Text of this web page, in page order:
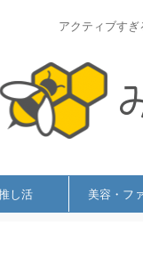
アクティブす
し活 美容・フ